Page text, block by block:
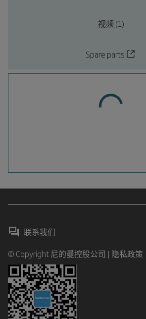
视频 (1)
Spare parts
联系我们
© Copyright 尼的曼控股公司 | 隐私政策